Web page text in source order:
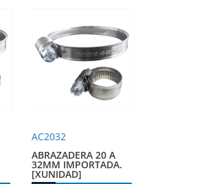
AC2032
ABRAZADERA 20 A
32MM IMPORTADA.
[XUNIDAD]